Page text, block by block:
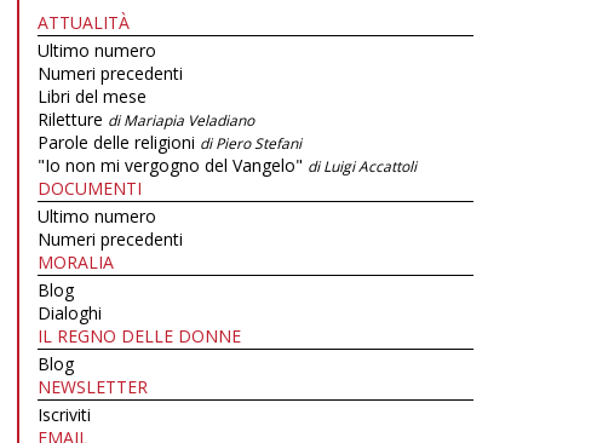
ATTUALITÀ
Ultimo numero
Numeri precedenti
Libri del mese
Riletture di Mariapia Veladiano
Parole delle religioni di Piero Stefani
"Io non mi vergogno del Vangelo" di Luigi Accattoli
DOCUMENTI
Ultimo numero
Numeri precedenti
MORALIA
Blog
Dialoghi
IL REGNO DELLE DONNE
Blog
NEWSLETTER
Iscriviti
EMAIL